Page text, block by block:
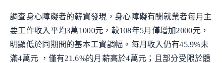
調查身心障礙者的薪資發現，身心障礙有酬就業者每月主
要工作收入平均3萬1000元，較108年5月僅增加2000元，
明顯低於同期間的基本工資調幅。每月收入仍有45.9%未
滿4萬元 ，僅有21.6%的月薪高於4萬元；且部分受限於體